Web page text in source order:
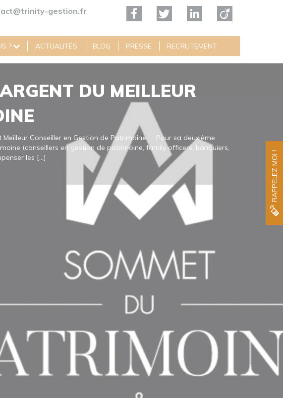
RAPPELEZ MOI !
gestion.fr
? ACTUALITÉS BLOG PRESSE RECRUTEMENT
DU MEILLEUR
Meilleur Conseiller en Gestion de Patrimoine Pour sa deuxième
(conseillers en gestion de patrimoine, family officers, banquiers,
les [...]